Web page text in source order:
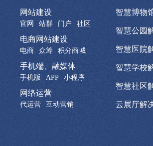
网站建设
官网 站群 门户 社区
电商网站建设
电商 众筹 积分商城
手机端、融媒体
手机版 APP 小程序
网络运营
代运营 互动营销
智慧博物
智慧公园
智慧医院
智慧学校
智慧社区
云展厅解